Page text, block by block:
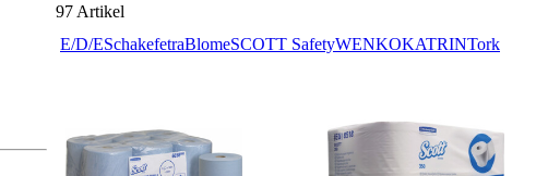
97 Artikel
E/D/ESchakefetraBlomeSCOTT SafetyWENKOKATRINTork